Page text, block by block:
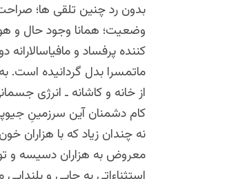
بدون رد چنین تلقی ها؛
وضعیت؛ همانا وجود حال و
کننده پرفساد و
ماتمسرا بدل گردانیده است.
از خانه و کاشانه ـ انرژی
کام دشمنان آین سرزمینِ
نه چندان زیاد که با هزاران
معروض به هزاران دسیسه و